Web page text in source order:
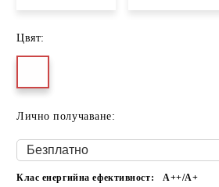
Цвят:
Лично получаване:
Клас енергийна ефективност:
А++/A+